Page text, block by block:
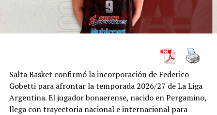
Andy Murray supera la primera ronda en el Dubai Duty
Free Tennis Championship
Salta Basket confirmó la incorporación de Federico
Gobetti para afrontar la temporada 2026/27 de La Liga
Argentina. El jugador bonaerense, nacido en Pergamino,
llega con trayectoria nacional e internacional para